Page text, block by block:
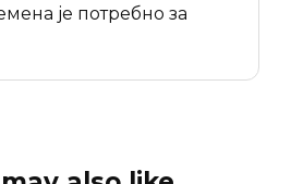
је потребно за